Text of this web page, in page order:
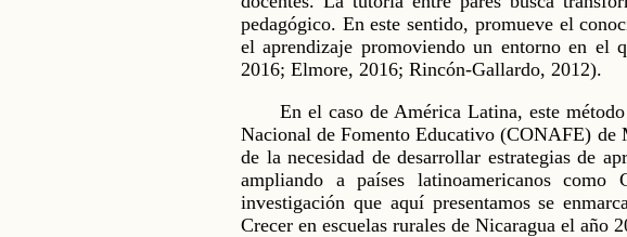
pedagógico. En este sentido, promueve el
el aprendizaje promoviendo un entorno en el
2016; Elmore, 2016; Rincón-Gallardo, 2012).
En el caso de América Latina, este
Nacional de Fomento Educativo (CONAFE)
de la necesidad de desarrollar estrategias de
ampliando a países latinoamericanos
investigación que aquí presentamos se
Crecer en escuelas rurales de Nicaragua el año